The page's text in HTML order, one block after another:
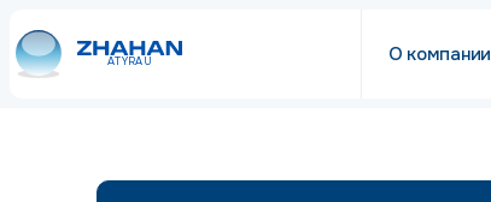
ATYRAU О компании